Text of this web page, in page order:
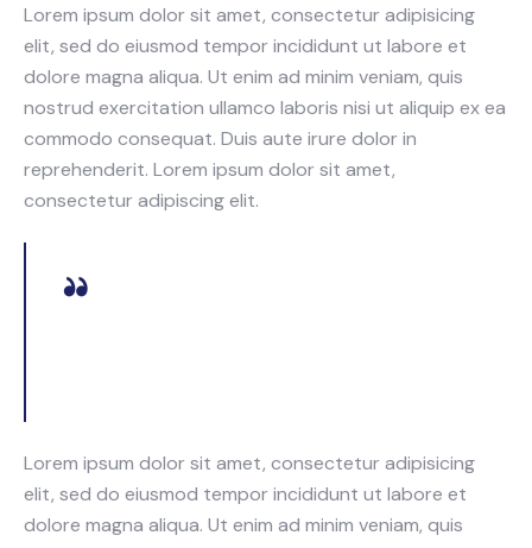
Lorem ipsum dolor sit amet, consectetur adipisicing
elit, sed do eiusmod tempor incididunt ut labore et
dolore magna aliqua. Ut enim ad minim veniam, quis
nostrud exercitation ullamco laboris nisi ut aliquip ex ea
commodo consequat. Duis aute irure dolor in
reprehenderit. Lorem ipsum dolor sit amet,
consectetur adipiscing elit.
Lorem ipsum dolor sit amet, consectetur adipisicing
elit, sed do eiusmod tempor incididunt ut labore et
dolore magna aliqua. Ut enim ad minim veniam, quis